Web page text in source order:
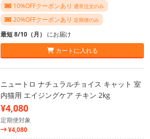
10%OFFクーポンあり 通常注文のみ
20%OFFクーポンあり 定期便のみ
最短 8/10（月） にお届け
カートに入れる
ニュートロ ナチュラルチョイス キャット 室
内猫用 エイジングケア チキン 2kg
¥4,080
定期便対象
¥4,080